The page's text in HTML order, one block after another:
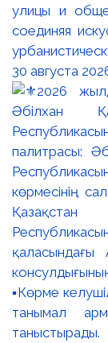
улицы и
соединяя
30 августа